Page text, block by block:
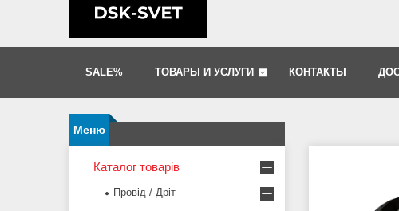
SALE% ТОВАРЫ И УСЛУГИ КОНТАКТЫ
Каталог товарів
Провід / Дріт